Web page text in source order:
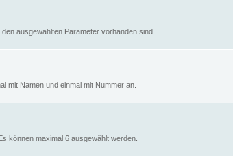
ausgewählten Parameter vorhanden sind.
mit Namen und einmal mit Nummer an.
können maximal 6 ausgewählt werden.